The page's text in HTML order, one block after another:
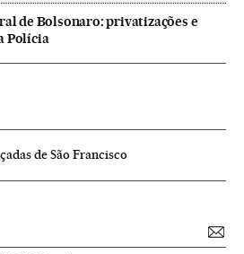
de Bolsonaro: privatizações e
Polícia
de São Francisco